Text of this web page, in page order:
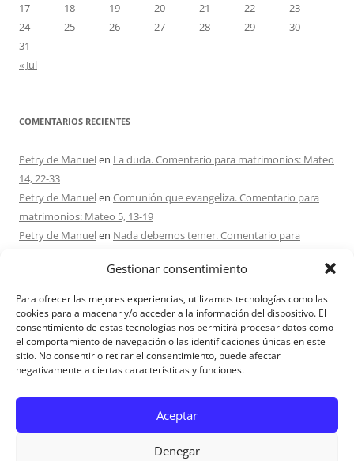
Gestionar consentimiento
Para ofrecer las mejores experiencias, utilizamos tecnologías como las
cookies para almacenar y/o acceder a la información del dispositivo. El
consentimiento de estas tecnologías nos permitirá procesar datos como
el comportamiento de navegación o las identificaciones únicas en este
sitio. No consentir o retirar el consentimiento, puede afectar
negativamente a ciertas características y funciones.
Aceptar
Denegar
17
18 19 20 21 22
23
24
25 26 27 28 29
30
31
« Jul
COMENTARIOS RECIENTES
Petry de Manuelen La duda. Comentario para matrimonios: Mateo
14, 22-33
Petry de Manuelen Comunión que evangeliza. Comentario para
matrimonios: Mateo 5, 13-19
Petry de Manuelen Nada debemos temer. Comentario para
Nada debemos temer. Comentario para
matrimonios: Mateo 17, 1-9
Ana rosa caicedoenConfío en Ti. Comentario para matrimonios:
Mateo 15, 21-28